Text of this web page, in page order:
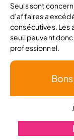
Seuls sont
d’affaires a
consécutives. Les
seuil peuvent
professionnel.